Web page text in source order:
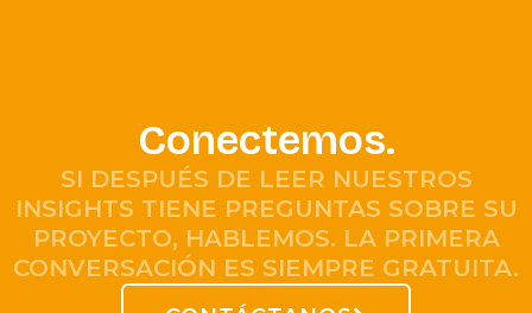
Conectemos.
SI DESPUÉS DE LEER NUESTROS
INSIGHTS TIENE PREGUNTAS SOBRE SU
PROYECTO, HABLEMOS. LA PRIMERA
CONVERSACIÓN ES SIEMPRE GRATUITA.